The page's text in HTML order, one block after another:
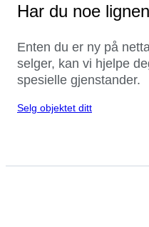
Har du noe
Enten du er ny på
selger, kan vi hjelpe
spesielle gjenstander.
Selg objektet ditt